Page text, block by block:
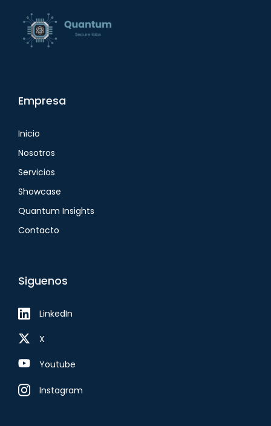
Empresa
Inicio
Nosotros
Servicios
Showcase
Quantum Insights
Contacto
Siguenos
LinkedIn
X
Youtube
Instagram